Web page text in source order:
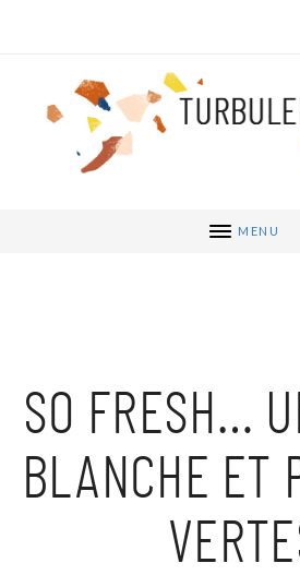
MENU
SO FRESH…
BLANCHE ET